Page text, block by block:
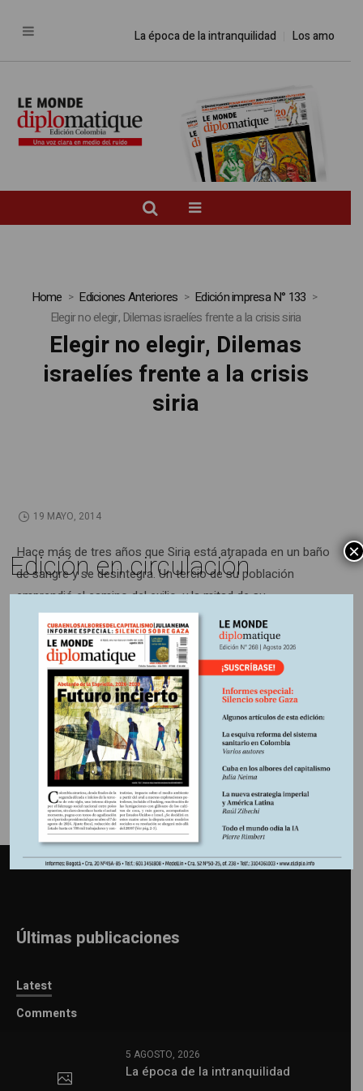
La época de la intranquilidad Los amos del
Home Ediciones Anteriores
Edición impresa N° 133
Elegir no elegir, Dilemas israelíes frente a la crisis siria
Elegir no elegir, Dilemas
israelíes frente a la crisis
siria
19 MAYO, 2014
Hace más de tres años que Siria está atrapada en un baño
de sangre y se desintegra. Un tercio de su población
emprendió el camino del exilio, y la mitad de su
infraestructura ha sido destruida. Estos cambios refuerzan
los temores securitarios de su vecino Israel.
Información adicional
Últimas publicaciones
Latest
Comments
5 AGOSTO, 2026
La época de la intranquilidad
Edición en circulación ×